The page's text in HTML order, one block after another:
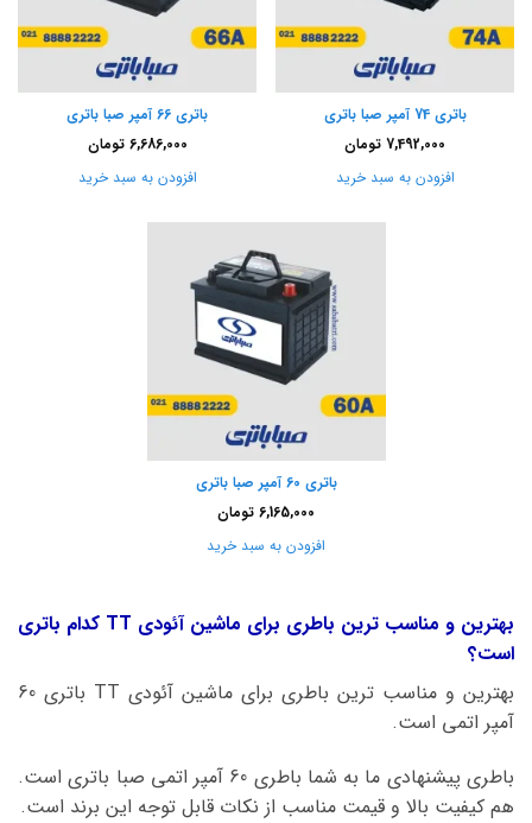
باتری 74 آمپر صبا باتری
7,492,000 تومان
افزودن به سبد خرید
باتری 66 آمپر صبا باتری
6,686,000 تومان
افزودن به سبد خرید
باتری 60 آمپر صبا باتری
6,165,000 تومان
افزودن به سبد خرید
بهترین و مناسب ترین باطری برای ماشین آئودی TT کدام باتری
است؟
بهترین و مناسب ترین باطری برای ماشین آئودی TT باتری 60
آمپر اتمی است.
باطری پیشنهادی ما به شما باطری 60 آمپر اتمی صبا باتری است.
هم کیفیت بالا و قیمت مناسب از نکات قابل توجه این برند است.